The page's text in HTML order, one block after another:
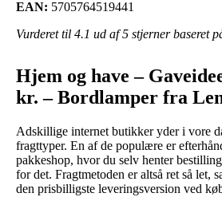
EAN: 5705764519441
Vurderet til 4.1 ud af 5 stjerner baseret
Hjem og have –
kr. – Bordlamper fra
Adskillige internet butikker yder i vore
fragttyper. En af de populære er
pakkeshop, hvor du selv henter
for det. Fragtmetoden er altså ret så let,
den prisbilligste leveringsversion ved